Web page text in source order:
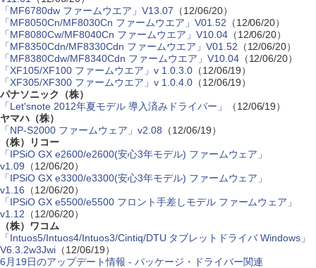
「MF6780dw ファームウエア」V13.07 （12/06/20）
「MF8050Cn/MF8030Cn ファームウエア」V01.52 （12/06/20）
「MF8080Cw/MF8040Cn ファームウエア」V10.04（12/06/20）
「MF8350Cdn/MF8330Cdn ファームウエア」V01.52 （12/06/20）
「MF8380Cdw/MF8340Cdn ファームウエア」V10.04（12/06/20）
「XF105/XF100 ファームウエア」v 1.0.3.0（12/06/19）
「XF305/XF300 ファームウエア」v 1.0.4.0（12/06/19）
パナソニック（株）
「Let'snote 2012年夏モデル 導入済みドライバー」
（12/06/19）
ヤマハ（株）
「NP-S2000 ファームウェア」v2.08 （12/06/19）
（株）リコー
「IPSiO GX e2600/e2600(安心3年モデル) ファームウェア」
v1.09 （12/06/20）
「IPSiO GX e3300/e3300(安心3年モデル) ファームウェア」
v1.16 （12/06/20）
「IPSiO GX e5500/e5500 フロント手差しモデル ファームウェア」
v1.12 （12/06/20）
（株）ワコム
「Intuos5/Intuos4/Intuos3/Cintiq/DTU タブレットドライバ Windows」
V6.3.2w3Jwi（12/06/19）
6月19日のアップデート情報 - パッケージ・ドライバー関連